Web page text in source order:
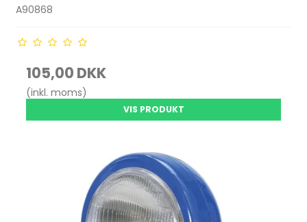
A90868
105,00 DKK
(inkl. moms)
VIS PRODUKT